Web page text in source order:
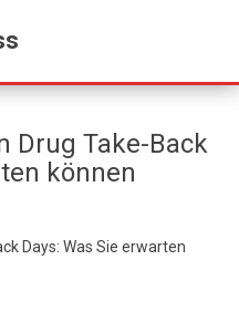
Drug Take-Back
können
Days: Was Sie erwarten